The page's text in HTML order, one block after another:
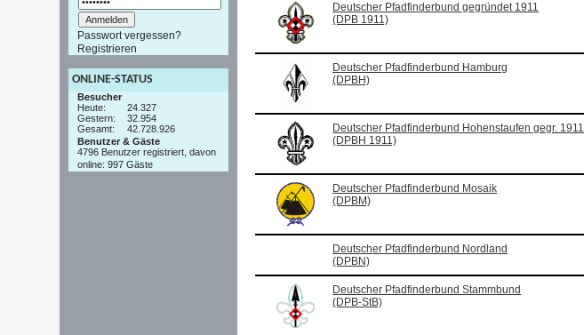
Passwort vergessen?
Registrieren
ONLINE-STATUS
Besucher
Heute:
24.327
Gestern:
32.954
Gesamt:
42.728.926
Benutzer & Gäste
4796 Benutzer registriert, davon
online: 997 Gäste
Deutscher Pfadfinderbund gegründet 1911
(DPB 1911)
Deutscher Pfadfinderbund Hamburg
(DPBH)
Deutscher Pfadfinderbund Hohenstaufen gegr. 1911
(DPBH 1911)
Deutscher Pfadfinderbund Mosaik
(DPBM)
Deutscher Pfadfinderbund Nordland
(DPBN)
Deutscher Pfadfinderbund Stammbund
(DPB-StB)